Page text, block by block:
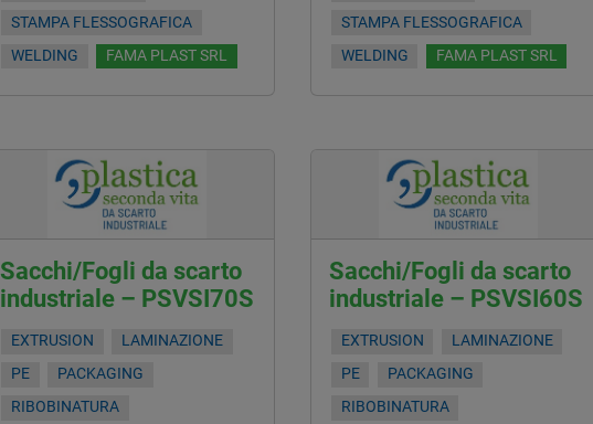
STAMPA FLESSOGRAFICA
WELDING
FAMA PLAST SRL
STAMPA FLESSOGRAFICA
WELDING
FAMA PLAST SRL
Sacchi/Fogli da scarto
industriale – PSVSI70S
EXTRUSION
LAMINAZIONE
PE
PACKAGING
RIBOBINATURA
Sacchi/Fogli da scarto
industriale – PSVSI60S
EXTRUSION
LAMINAZIONE
PE
PACKAGING
RIBOBINATURA